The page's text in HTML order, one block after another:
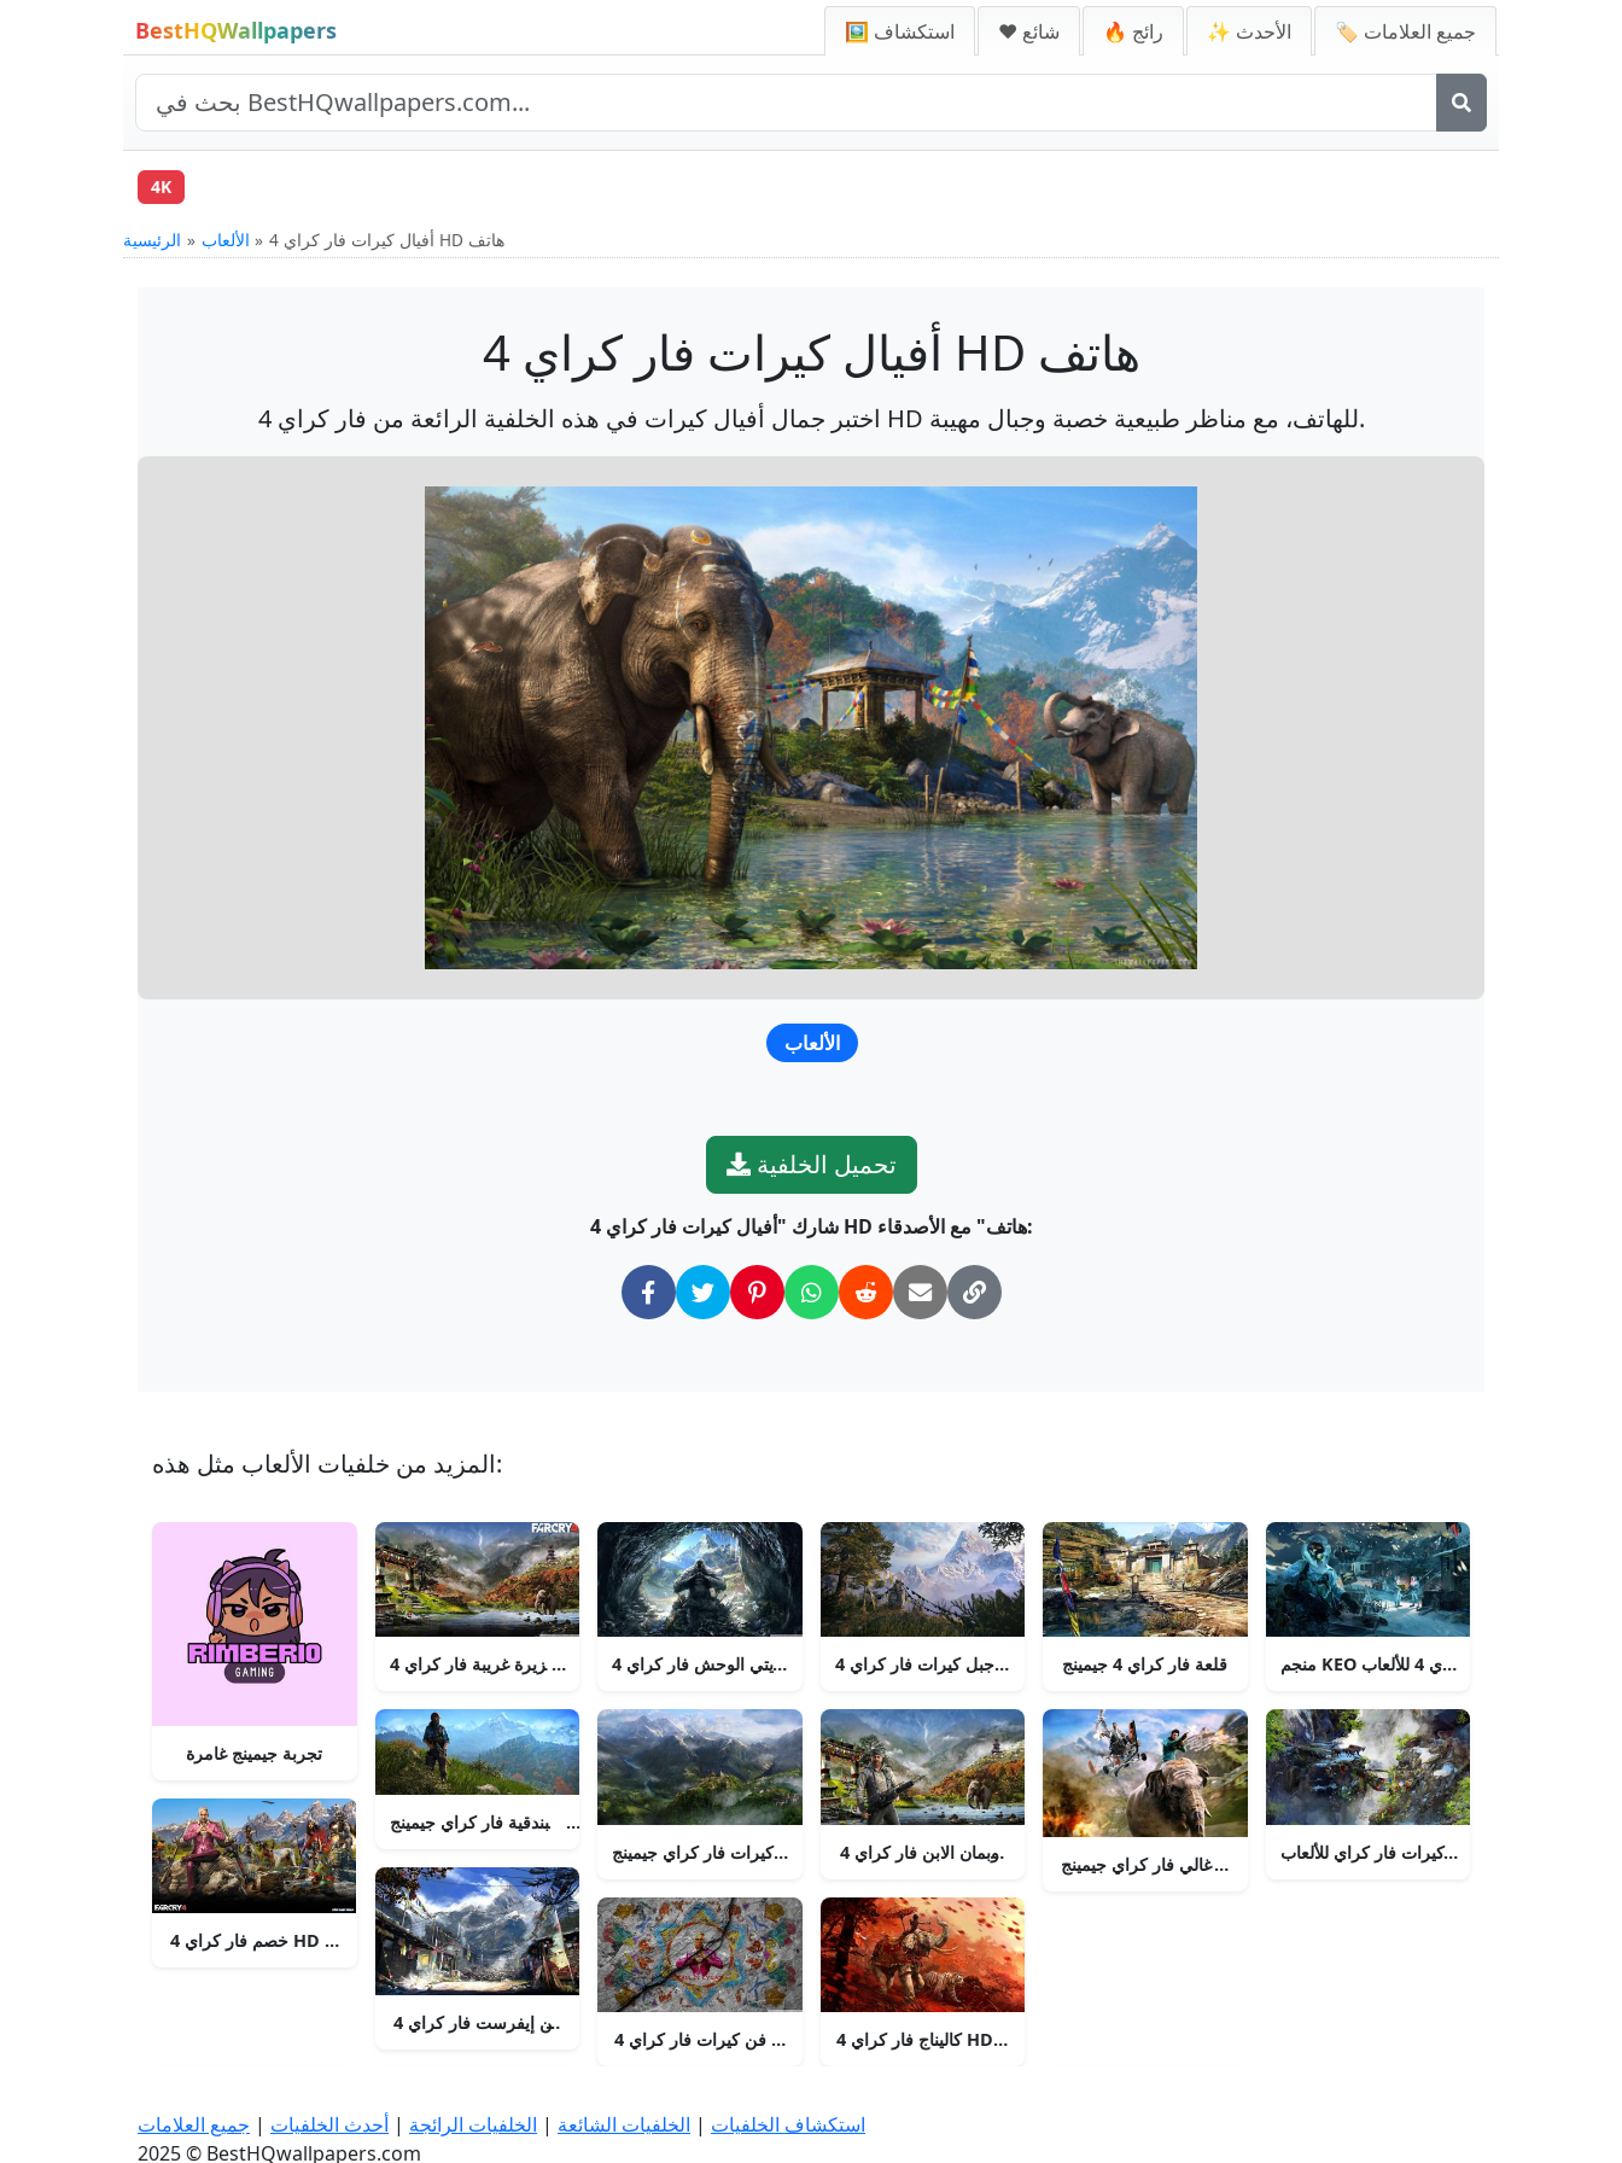
BestHQWallpapers 🖼️ استكشاف ❤️ شائع 🔥 رائج ✨ الأحدث 🏷️ جميع العلامات
4K
الرئيسية الألعاب أفيال كيرات فار كراي 4 HD هاتف
أفيال كيرات فار كراي 4 HD هاتف
اختبر جمال أفيال كيرات في هذه الخلفية الرائعة من فار كراي 4 HD للهاتف، مع مناظر طبيعية خصبة وجبال مهيبة.
الألعاب
تحميل الخلفية
شارك "أفيال كيرات فار كراي 4 HD هاتف" مع الأصدقاء:
المزيد من خلفيات الألعاب مثل هذه:
تجربة جيمينج غامرة
خصم فار كراي 4 HD هاتف
جزيرة غريبة فار كراي 4 HD هاتف
الحراسة مع البندقية فار كراي جيمينج
يتي الوحش فار كراي 4 HD هاتف
وادي كيرات فار كراي جيمينج
فن كيرات فار كراي 4 HD هاتف
جبل كيرات فار كراي 4 HD هاتف
كاليناج فار كراي 4 HD هاتف
قلعة فار كراي 4 جيمينج
أجاى غالي فار كراي جيمينج
سهول كيرات فار كراي للألعاب
استكشاف الخلفيات | الخلفيات الشائعة | الخلفيات الرائجة | أحدث الخلفيات | جميع العلامات
2025 © BestHQwallpapers.com